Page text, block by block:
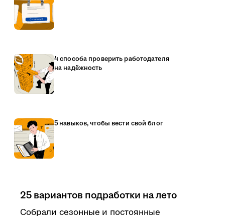
4 способа проверить работодателя
на надёжность
5 навыков, чтобы вести свой блог
25 вариантов подработки на лето
Собрали сезонные и постоянные